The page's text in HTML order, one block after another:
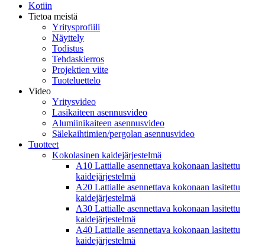
Kotiin
Tietoa meistä
Yritysprofiili
Näyttely
Todistus
Tehdaskierros
Projektien viite
Tuoteluettelo
Video
Yritysvideo
Lasikaiteen asennusvideo
Alumiinikaiteen asennusvideo
Sälekaihtimien/pergolan asennusvideo
Tuotteet
Kokolasinen kaidejärjestelmä
A10 Lattialle asennettava kokonaan lasitettu
kaidejärjestelmä
A20 Lattialle asennettava kokonaan lasitettu
kaidejärjestelmä
A30 Lattialle asennettava kokonaan lasitettu
kaidejärjestelmä
A40 Lattialle asennettava kokonaan lasitettu
kaidejärjestelmä